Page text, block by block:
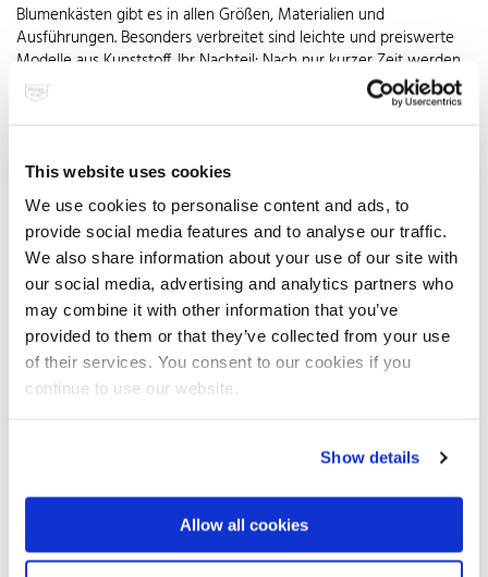
This website uses cookies
We use cookies to personalise content and ads, to
provide social media features and to analyse our traffic.
We also share information about your use of our site with
our social media, advertising and analytics partners who
may combine it with other information that you’ve
provided to them or that they’ve collected from your use
of their services. You consent to our cookies if you
continue to use our website.
Show details
Allow all cookies
Blumenkästen gibt es in allen Größen, Materialien und
Ausführungen. Besonders verbreitet sind leichte und preiswerte
Modelle aus Kunststoff. Ihr Nachteil: Nach nur kurzer Zeit werden
die meisten von ihnen unansehnlich und spröde. Schneller Ersatz
muss dann her – wiederum zum Nachteil der Umwelt. Wer
Haltbarkeit, sondern werten den Balkon auch optisch auf. Anders
als Kunststoffkästen erfordern sie keine regelmäßige Pflege,
verwittern nicht und bleichen in der Sonne nicht aus. Ihr
Anschaffungspreis ist zwar etwas höher, aber dank ihrer
Witterungsbeständigkeit sind sie jeden Cent wert. Ein Edelstahl-
Blumenkasten trotzt jedem Wetter – und das jahrelang. Seine
Haltevorrichtung ist meistens fest am Blumenkasten verschweißt
und ermöglicht so eine ebenso problemlose wie sichere
Befestigung. Im Vergleich zu Modellen aus Holz besteht zudem
weder die Gefahr des Verrottens, noch die Notwendigkeit einer
glänzt es wie neu. Damit das Wasser ablaufen kann, müssen
Löcher an der Unterseite des Gefäßes vorhanden sein. Mit Blumen
der Saison oder Dauerbepflanzung tragen Edelstahl-Blumenkästen
dazu bei, die Welt ein kleines Stück nachhaltiger zu machen.